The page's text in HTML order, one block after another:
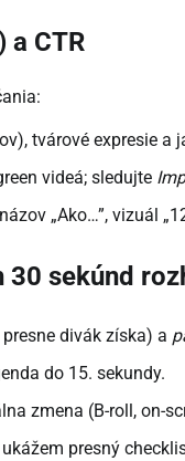
a CTR
tvárové expresie a
videá; sledujte
„Ako…”, vizuál
30 sekúnd
divák získa) a
do 15. sekundy.
zmena (B-roll, on-
presný